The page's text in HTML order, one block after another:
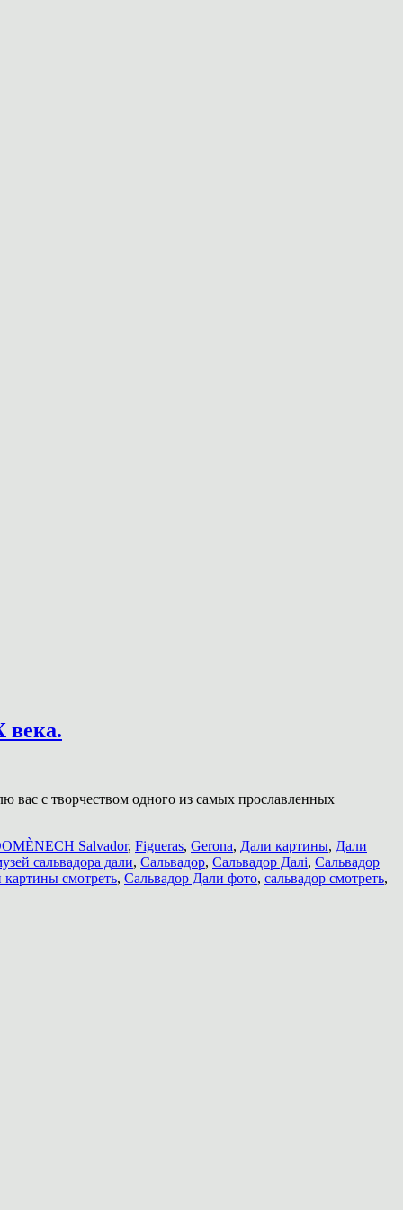
века.
вас с творчеством одного из самых прославленных
Salvador, Figueras, Gerona, Дали картины, Дали
сальвадора дали, Сальвадор, Сальвадор Далi, Сальвадор
смотреть, Сальвадор Дали фото, сальвадор смотреть,